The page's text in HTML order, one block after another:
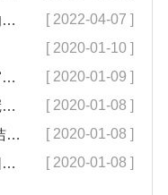
清明过去，夏日临近，安装什么样的门窗最合适呢？「冠墅阳光」 [ 2022-04-07 ]
[ 2020-01-10 ]
隔音保温升级版三层中空断桥铝门窗「冠墅阳光」 [ 2020-01-09 ]
家庭换断桥铝门窗选哪种型号好「冠墅阳光」 [ 2020-01-08 ]
寺庙断桥铝门窗定制厂家-抗风易清洁免维护「冠墅阳光」 [ 2020-01-08 ]
劣质断桥铝门窗是什么样的「冠墅阳光」 [ 2020-01-08 ]